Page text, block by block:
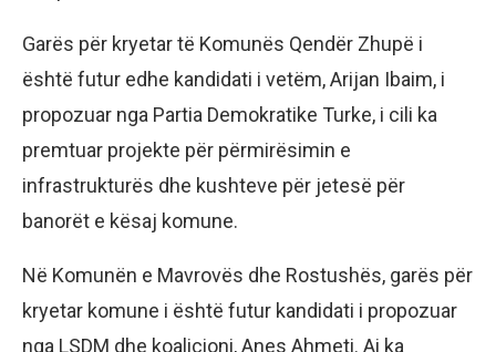
Garës për kryetar të Komunës Qendër Zhupë i
është futur edhe kandidati i vetëm, Arijan Ibaim, i
propozuar nga Partia Demokratike Turke, i cili ka
premtuar projekte për përmirësimin e
infrastrukturës dhe kushteve për jetesë për
banorët e kësaj komune.
Në Komunën e Mavrovës dhe Rostushës, garës për
kryetar komune i është futur kandidati i propozuar
nga LSDM dhe koalicioni, Anes Ahmeti. Ai ka